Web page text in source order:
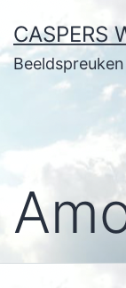
naar
de
CASPERS
Beeldspreuken